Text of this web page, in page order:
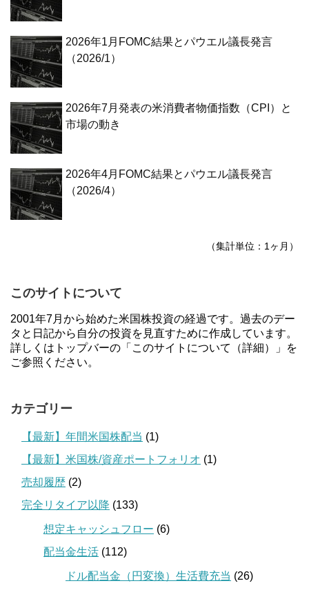
2026年1月FOMC結果とパウエル議長発言
（2026/1）
2026年7月発表の米消費者物価指数（CPI）と
市場の動き
2026年4月FOMC結果とパウエル議長発言
（2026/4）
（集計単位：1ヶ月）
このサイトについて
2001年7月から始めた米国株投資の経過です。過去のデー
タと日記から自分の投資を見直すために作成しています。
詳しくはトップバーの「このサイトについて（詳細）」を
ご参照ください。
カテゴリー
【最新】年間米国株配当 (1)
【最新】米国株/資産ポートフォリオ (1)
売却履歴 (2)
完全リタイア以降 (133)
想定キャッシュフロー (6)
配当金生活 (112)
ドル配当金（円変換）生活費充当 (26)